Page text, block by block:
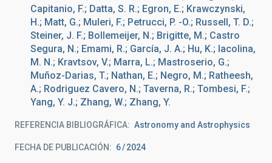
Capitanio, F.; Datta, S. R.; Egron, E.; Krawczynski,
H.; Matt, G.; Muleri, F.; Petrucci, P. -O.; Russell, T. D.;
Steiner, J. F.; Bollemeijer, N.; Brigitte, M.; Castro
Segura, N.; Emami, R.; García, J. A.; Hu, K.; Iacolina,
M. N.; Kravtsov, V.; Marra, L.; Mastroserio, G.;
Muñoz-Darias, T.; Nathan, E.; Negro, M.; Ratheesh,
A.; Rodriguez Cavero, N.; Taverna, R.; Tombesi, F.;
Yang, Y. J.; Zhang, W.; Zhang, Y.
REFERENCIA BIBLIOGRÁFICA Astronomy and Astrophysics
FECHA DE PUBLICACIÓN: 6 2024